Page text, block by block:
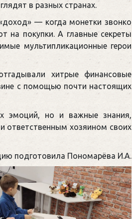
в разных странах.
— когда монетки звонко
на покупки. А главные секреты
мультипликационные герои
хитрые финансовые
с помощью почти настоящих
эмоций, но и важные знания,
ответственным хозяином своих
подготовила Пономарёва И.А.